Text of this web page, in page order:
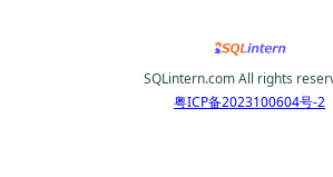
SQLintern.com All rights
粤ICP备2023100604号-2